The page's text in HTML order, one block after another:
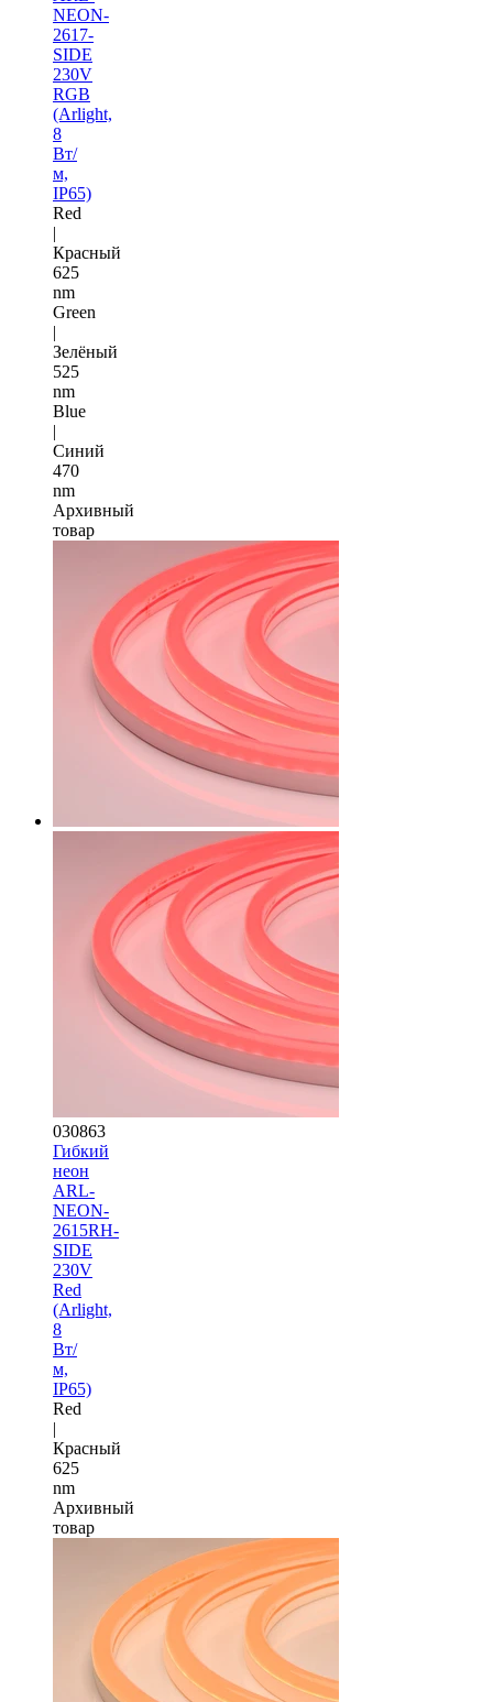
NEON-
2617-
SIDE
230V
RGB
(Arlight,
8
Вт/
м,
IP65)
Red
|
Красный
625
nm
Green
|
Зелёный
525
nm
Blue
|
Синий
470
nm
Архивный
товар
030863
Гибкий
неон
ARL-
NEON-
2615RH-
SIDE
230V
Red
(Arlight,
8
Вт/
м,
IP65)
Red
|
Красный
625
nm
Архивный
товар